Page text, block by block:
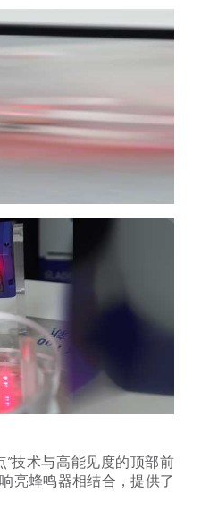
”技术与高能见度的顶部前
亮蜂鸣器相结合，提供了